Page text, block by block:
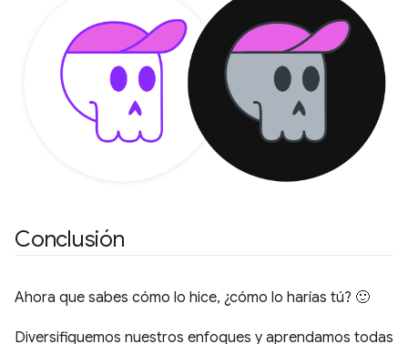
Conclusión
Ahora que sabes cómo lo hice, ¿cómo lo harías tú? 🙂
Diversifiquemos nuestros enfoques y aprendamos todas